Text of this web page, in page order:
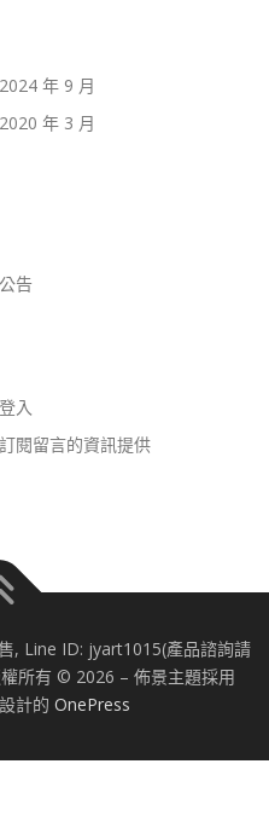
2024 年 9 月
2020 年 3 月
公告
登入
訂閱留言的資訊提供
, Line ID: jyart1015(產品諮詢請
所有 © 2026 – 佈景主題採用
計的 OnePress